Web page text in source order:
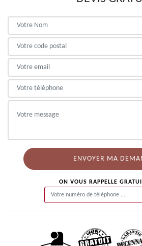
ON VOUS RAPPELLE